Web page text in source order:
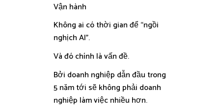
Vận hành
Không ai có thời gian để “ngồi
nghịch AI”.
Và đó chính là vấn đề.
Bởi doanh nghiệp dẫn đầu trong
5 năm tới sẽ không phải doanh
nghiệp làm việc nhiều hơn.